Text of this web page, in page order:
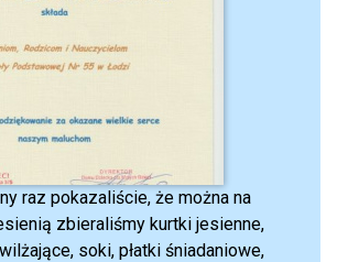
raz pokazaliście, że można na
zbieraliśmy kurtki jesienne,
soki, płatki śniadaniowe,